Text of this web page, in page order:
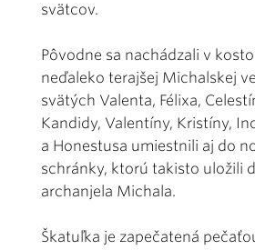
svätcov.
Pôvodne sa nachádzali v
neďaleko terajšej Michalskej
svätých Valenta, Félixa,
Kandidy, Valentíny, Kristíny,
a Honestusa umiestnili aj do
schránky, ktorú takisto uložili
archanjela Michala.
Škatuľka je zapečatená